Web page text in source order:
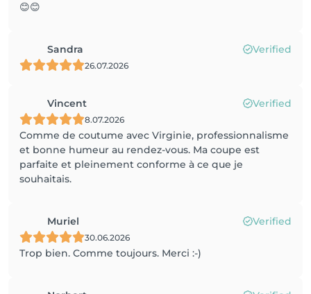
😊😊
Sandra Verified
26.07.2026
Vincent Verified
8.07.2026
Comme de coutume avec Virginie, professionnalisme
et bonne humeur au rendez-vous. Ma coupe est
parfaite et pleinement conforme à ce que je
souhaitais.
Muriel Verified
30.06.2026
Trop bien. Comme toujours. Merci :-)